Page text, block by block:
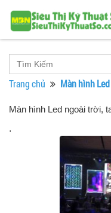
Trang chủ Màn hình
Màn hình Led ngoài trời,
.